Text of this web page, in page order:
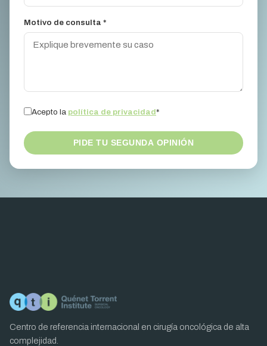
Motivo de consulta *
Acepto la política de privacidad*
PIDE TU SEGUNDA OPINIÓN
Centro de referencia internacional en cirugía oncológica de alta
complejidad.